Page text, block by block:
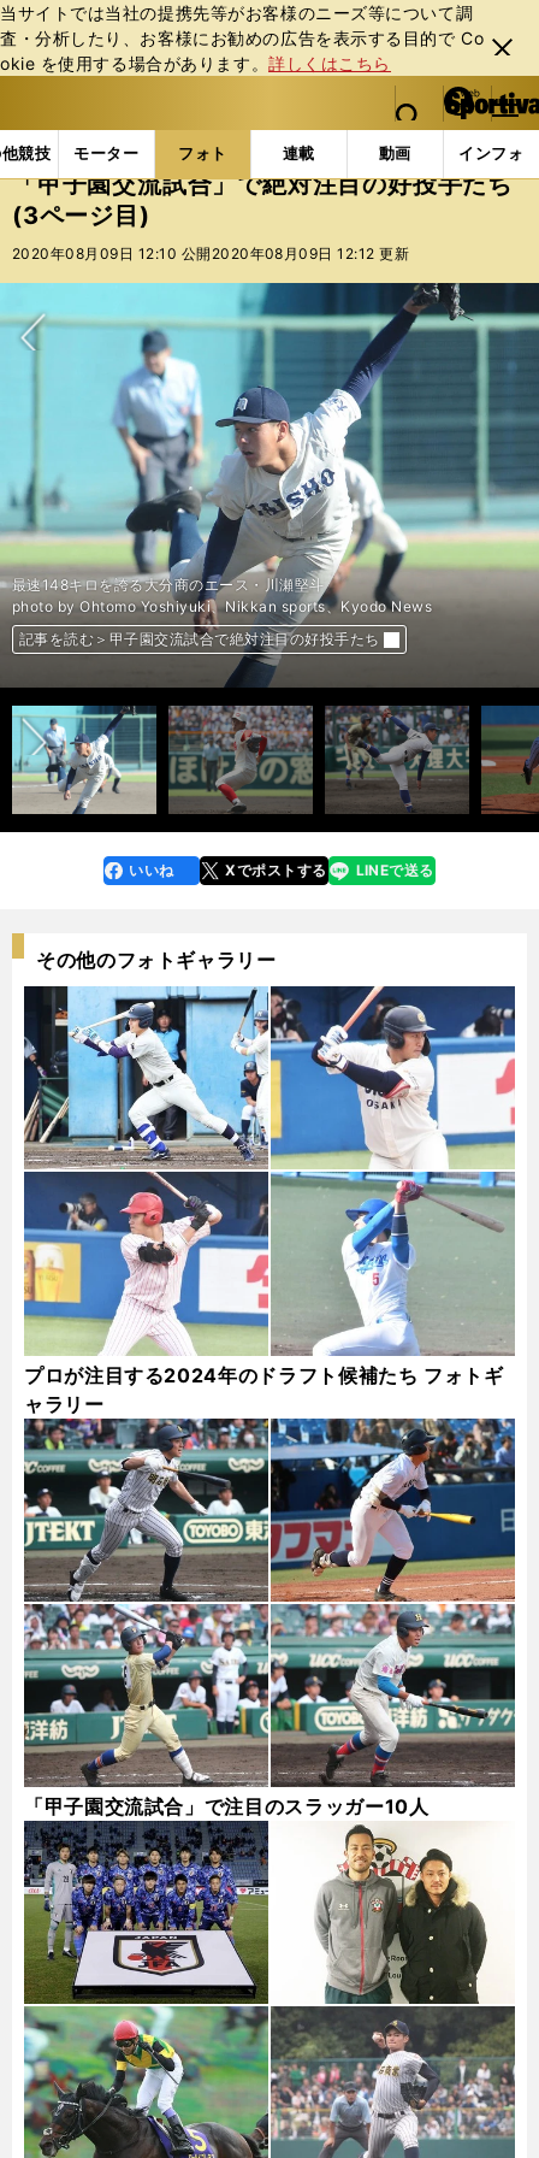
当サイトでは当社の提携先等がお客様のニーズ等について調
査・分析したり、お客様にお勧めの広告を表⽰する⽬的で Co
okie を使⽤する場合があります。詳しくはこちら
閉じ
る
web Sportiva (webスポルティーバ)
検索
マイペ
ー
ジ
メニュ
競技 モーター フォト 連載 動画 インフォ
b
ス
ポ
ル
バ
フォトギャラリー コラムフォト 「甲子園交流試合
「甲子園交流試合」で絶対注目の好投手たち
(3ページ目)
2020年08月09日 12:10 公開 2020年08月09日 12:12 更新
昨年秋の明治神宮大会で優勝した中京大中京のエース・高橋宏斗
photo by Ohtomo Yoshiyuki、Nikkan sports、Kyodo News
記事を読む＞甲子園交流試合で絶対注目の好投手たち
１年夏から甲子園のマウンドを経験する明石商・中森俊介
photo by Ohtomo Yoshiyuki、Nikkan sports、Kyodo News
記事を読む＞甲子園交流試合で絶対注目の好投手たち
最速148キロを誇る大分商のエース・川瀬堅斗
photo by Ohtomo Yoshiyuki、Nikkan sports、Kyodo News
記事を読む＞甲子園交流試合で絶対注目の好投手たち
昨年春のセンバツで147キロをマークして注目を集めた智弁和歌山・小林樹
斗
photo by Ohtomo Yoshiyuki、Nikkan sports、Kyodo News
記事を読む＞甲子園交流試合で絶対注目の好投手たち
昨夏の甲子園で４試合に登板し、チーム初の日本一に貢献した履正社・岩崎
峻典
photo by Ohtomo Yoshiyuki、Nikkan sports、Kyodo News
記事を読む＞甲子園交流試合で絶対注目の好投手たち
昨年秋の神宮大会で好投した白樺学園・片山楽生
photo by Ohtomo Yoshiyuki、Nikkan sports、Kyodo News
記事を読む＞甲子園交流試合で絶対注目の好投手たち
鋭く曲がるスライダーを武器に三振の山を築く健大高崎・下慎之介
photo by Ohtomo Yoshiyuki、Nikkan sports、Kyodo News
記事を読む＞甲子園交流試合で絶対注目の好投手たち
ロシア人の母を持つハーフで、最速144キロを誇る桐生第一・蓼原慎仁
photo by Ohtomo Yoshiyuki、Nikkan sports、Kyodo News
記事を読む＞甲子園交流試合で絶対注目の好投手たち
長身から投げ下ろす最速147キロの速球が魅力の日本航空石川・嘉手苅浩太
photo by Ohtomo Yoshiyuki、Nikkan sports、Kyodo News
記事を読む＞甲子園交流試合で絶対注目の好投手たち
昨年春のセンバツで創部初の全国ベスト４に貢献した明豊のエース・若杉晟
汰
photo by Ohtomo Yoshiyuki、Nikkan sports、Kyodo News
記事を読む＞甲子園交流試合で絶対注目の好投手たち
前へ
faceboo
k
いいね Xでポストする
line LINEで送る
その他のフォトギャラリー
プロが注目する2024年のドラフト候補たち フォトギ
ャラリー
「甲子園交流試合」で注目のスラッガー10人